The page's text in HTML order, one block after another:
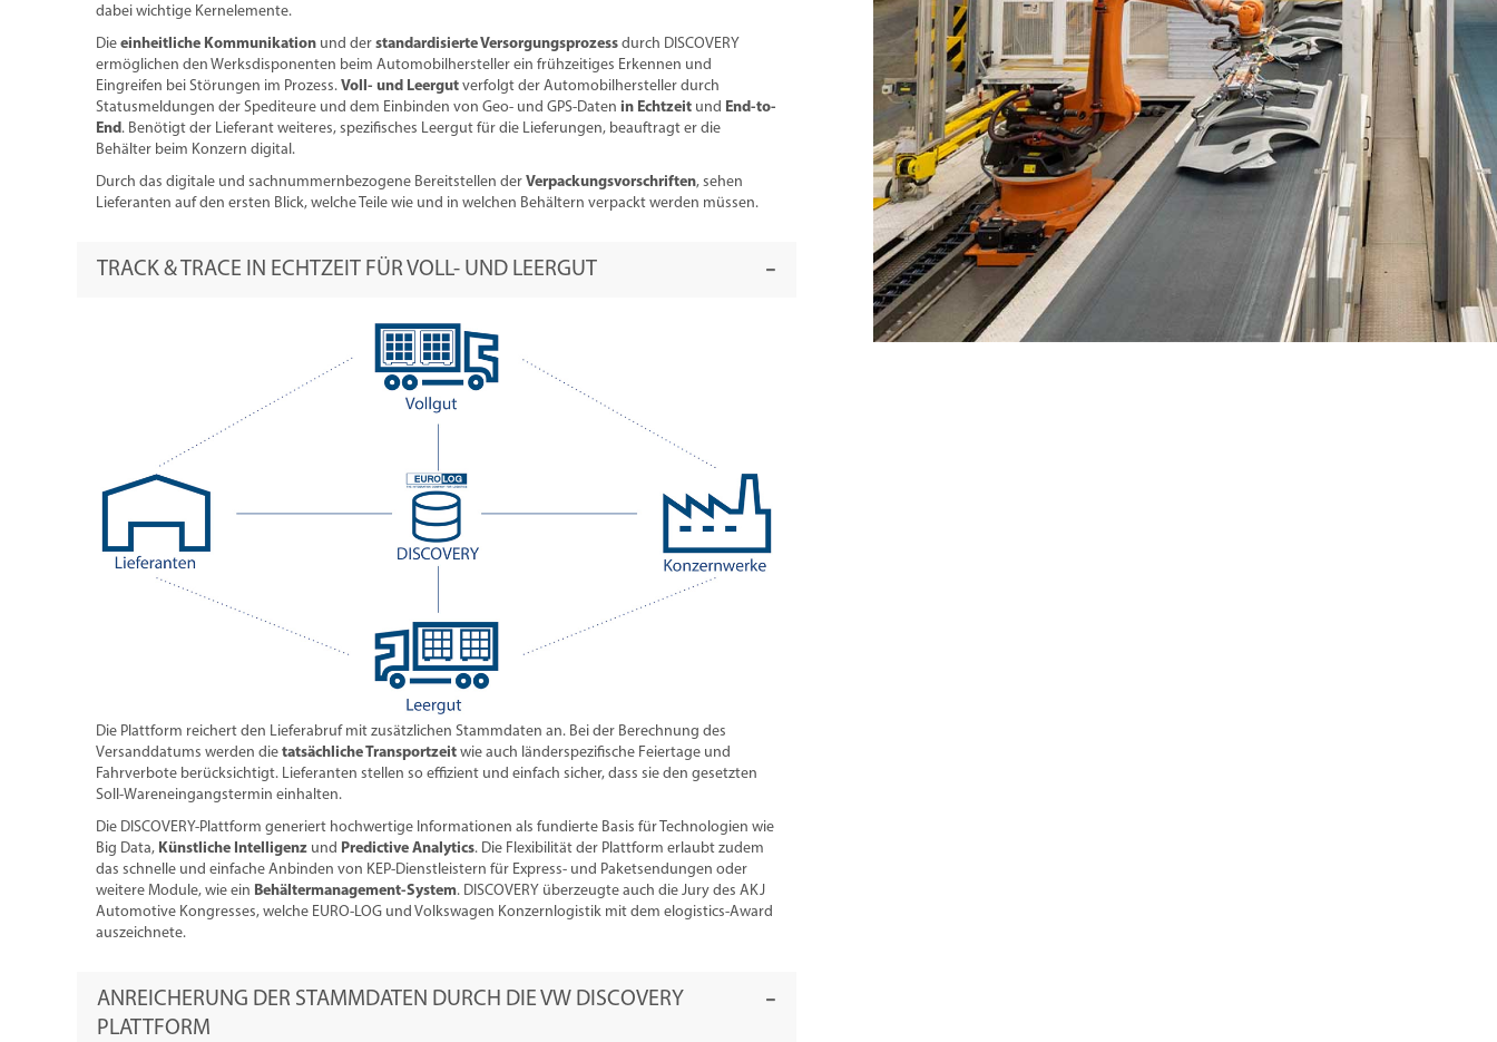
dabei wichtige Kernelemente.
Die einheitliche Kommunikationund der standardisierte Versorgungsprozessdurch DISCOVERY
ermöglichen den Werksdisponenten beim Automobilhersteller ein frühzeitiges Erkennen und
Eingreifen bei Störungen im Prozess. Voll- und Leergutverfolgt der Automobilhersteller durch
Statusmeldungen der Spediteure und dem Einbinden von Geo- und GPS-Daten in Echtzeitund End-to-
End . Benötigt der Lieferant weiteres, spezifisches Leergut für die Lieferungen, beauftragt er die
Behälter beim Konzern digital.
Durch das digitale und sachnummernbezogene Bereitstellen der Verpackungsvorschriften, sehen
Lieferanten auf den ersten Blick, welche Teile wie und in welchen Behältern verpackt werden müssen.
TRACK & TRACE IN ECHTZEIT FÜR VOLL- UND LEERGUT
Die Plattform reichert den Lieferabruf mit zusätzlichen Stammdaten an. Bei der Berechnung des
Versanddatums werden die tatsächliche Transportzeitwie auch länderspezifische Feiertage und
Fahrverbote berücksichtigt. Lieferanten stellen so effizient und einfach sicher, dass sie den gesetzten
Soll-Wareneingangstermin einhalten.
Die DISCOVERY-Plattform generiert hochwertige Informationen als fundierte Basis für Technologien wie
Big Data, Künstliche Intelligenzund Predictive Analytics. Die Flexibilität der Plattform erlaubt zudem
das schnelle und einfache Anbinden von KEP-Dienstleistern für Express- und Paketsendungen oder
weitere Module, wie ein Behältermanagement-System. DISCOVERY überzeugte auch die Jury des AKJ
Automotive Kongresses, welche EURO-LOG und Volkswagen Konzernlogistik mit dem elogistics-Award
auszeichnete.
ANREICHERUNG DER STAMMDATEN DURCH DIE VW DISCOVERY
PLATTFORM